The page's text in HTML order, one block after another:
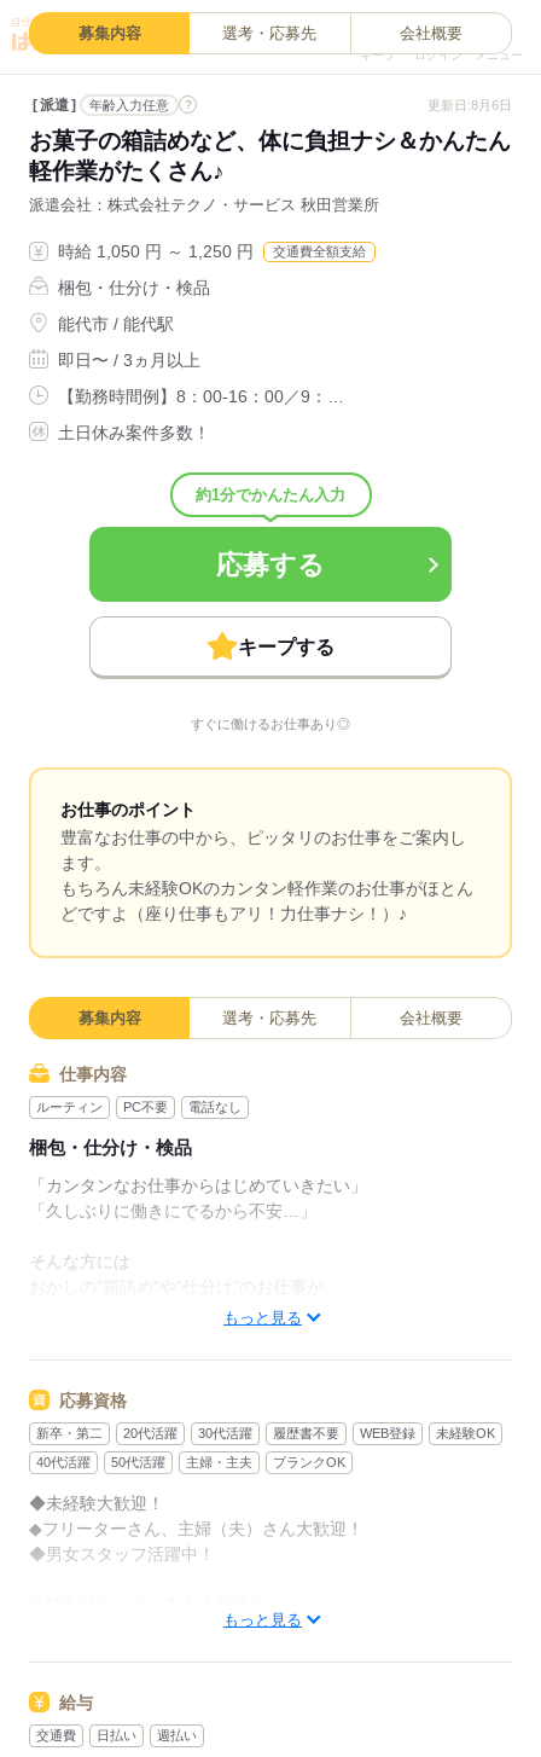
キープ ログイン メニュー
募集内容 選考・応募先 会社概要
派遣 年齢入力任意 ? 更新日:8月6日
お菓子の箱詰めなど、体に負担ナシ＆かんたん
軽作業がたくさん♪
派遣会社 株式会社テクノ・サービス 秋田営業所
時給 1,050 円 ～ 1,250 円 交通費全額支給
梱包・仕分け・検品
能代市 / 能代駅
即日〜 / 3ヵ月以上
【勤務時間例】8：00-16：00／9：…
土日休み案件多数！
約1分でかんたん入力
応募する
キープする
すぐに働けるお仕事あり◎
お仕事のポイント
豊富なお仕事の中から、ピッタリのお仕事をご案内し
ます。
もちろん未経験OKのカンタン軽作業のお仕事がほとん
どですよ（座り仕事もアリ！力仕事ナシ！）♪
募集内容 選考・応募先 会社概要
仕事内容
ルーティン PC不要 電話なし
梱包・仕分け・検品
「カンタンなお仕事からはじめていきたい」
「久しぶりに働きにでるから不安…」
そんな方には
おかしの”箱詰め”や”仕分け”のお仕事が
軽いものをメインに扱うので
体への負担は少なめ。
作業は同じことを繰り返し行うので
未経験からでもすぐにできるようになりますよ。
＜その他にも…＞
●商品の検品・チェック
●梱包・ピッキング
●部品の組み立て・加工 など
アナタの希望に合ったお仕事を
お探しします！
「自宅の近く」「座り作業」など
もっと見る
応募資格
新卒・第二 20代活躍 30代活躍 履歴書不要 WEB登録
未経験OK
40代活躍
50代活躍 主婦・主夫 ブランクOK
◆未経験大歓迎！
◆フリーターさん、主婦（夫）さん大歓迎！
◆男女スタッフ活躍中！
お持ちの免許・資格を活かした
20代～50代と幅広い年齢の方が、
様々な職場で活躍中です！
もっと見る
給与
交通費 日払い 週払い